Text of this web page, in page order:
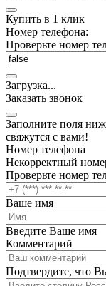
Купить в 1 клик
Номер телефона:
Проверьте номер
Загрузка...
Заказать звонок
Заполните поля
свяжутся с вами!
Номер телефона
Некорректный
Проверьте номер
Ваше имя
Введите Ваше имя
Комментарий
Подтвердите, что